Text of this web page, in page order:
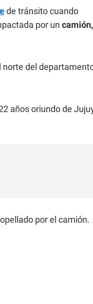
de tránsito cuando
por un camión,
norte del
años oriundo de
por el camión.